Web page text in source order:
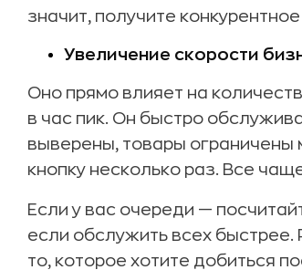
значит, получите
Увеличение скорости
Оно прямо влияет на
в час пик. Он быстро
выверены, товары
кнопку несколько раз. Все
Если у вас очереди —
если обслужить всех
то, которое хотите добиться